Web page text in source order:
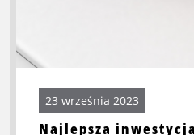
Najlepsza
23 września 2023